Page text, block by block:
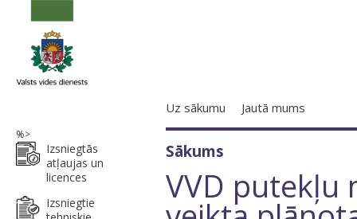
Uz sākumu Jautā mums
%>
Izsniegtās
atļaujas un
licences
Izsniegtie
Sākums
VVD putekļu